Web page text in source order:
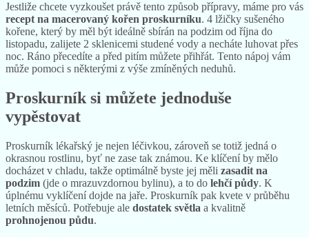
Jestliže chcete vyzkoušet právě tento způsob přípravy, máme pro vás
recept na macerovaný kořen proskurníku. 4 lžičky sušeného
kořene, který by měl být ideálně sbírán na podzim od října do
listopadu, zalijete 2 sklenicemi studené vody a necháte luhovat přes
noc. Ráno přecedíte a před pitím můžete přihřát. Tento nápoj vám
může pomoci s některými z výše zmíněných neduhů.
Proskurník si můžete jednoduše
vypěstovat
Proskurník lékařský je nejen léčivkou, zároveň se totiž jedná o
okrasnou rostlinu, byť ne zase tak známou. Ke klíčení by mělo
docházet v chladu, takže optimálně byste jej měli zasadit na
podzim (jde o mrazuvzdornou bylinu), a to do lehčí půdy. K
úplnému vyklíčení dojde na jaře. Proskurník pak kvete v průběhu
letních měsíců. Potřebuje ale dostatek světla a kvalitně
prohnojenou půdu.